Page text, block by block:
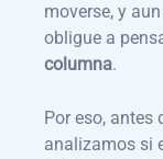
moverse, y
obligue a
columna.
Por eso, antes
analizamos si